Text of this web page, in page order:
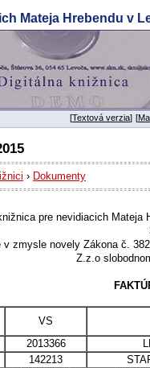
Mateja Hrebendu v
[Textová verzia] [
› Dokumenty
pre nevidiacich Mateja
v zmysle novely Zákona č.
Z.z.o
VS
2013366
142213